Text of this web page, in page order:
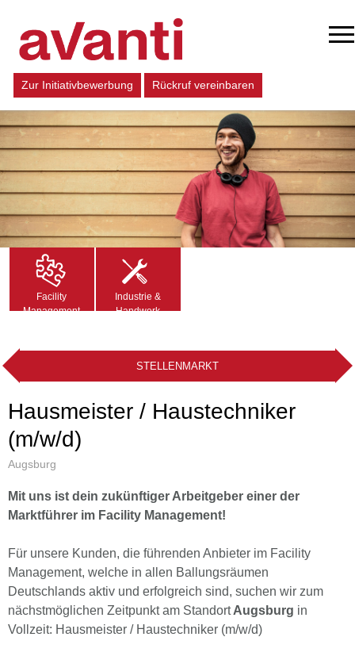
Zur Initiativbewerbung Rückruf vereinbaren
Facility
Management
Industrie &
Handwerk
STELLENMARKT
Hausmeister / Haustechniker
(m/w/d)
Augsburg
Mit uns ist dein zukünftiger Arbeitgeber einer der
Marktführer im Facility Management!
Für unsere Kunden, die führenden Anbieter im Facility
Management, welche in allen Ballungsräumen
Deutschlands aktiv und erfolgreich sind, suchen wir zum
nächstmöglichen Zeitpunkt am StandortAugsburg in
Vollzeit: Hausmeister / Haustechniker (m/w/d)